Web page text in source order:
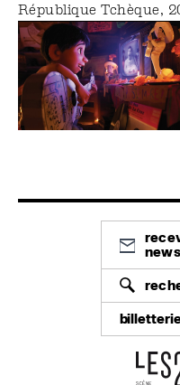
République Tchèque,
Image